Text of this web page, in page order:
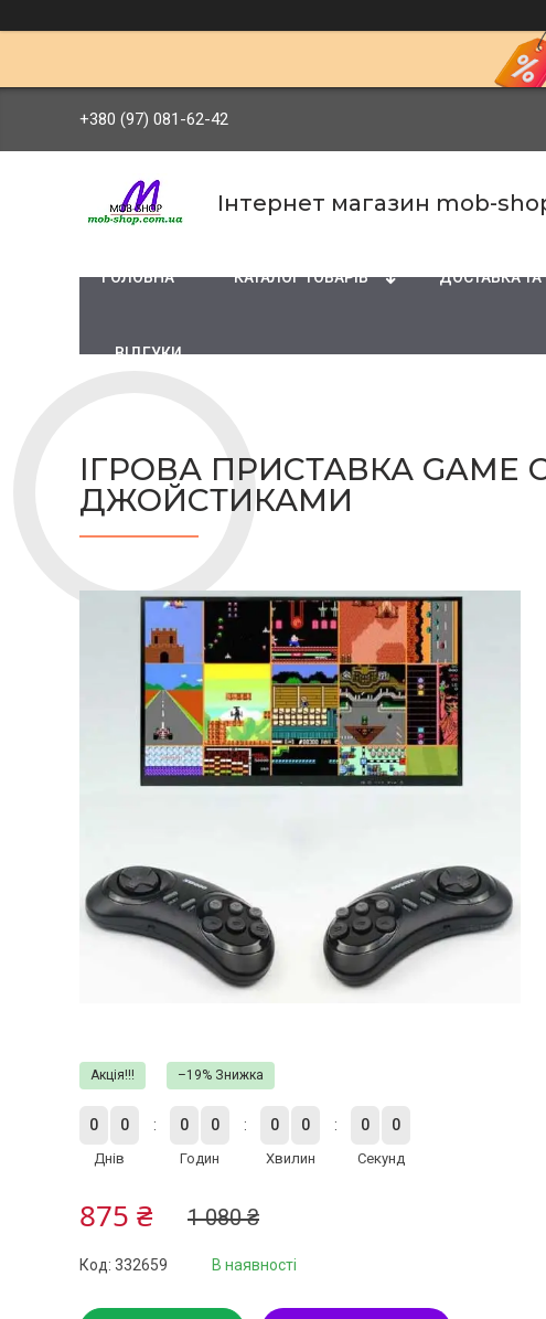
+380 (97) 081-62-42
Інтернет магазин mob-
ГОЛОВНА КАТАЛОГ ТОВАРІВ ДОСТАВКА ТА
ВІДГУКИ
ІГРОВА ПРИСТАВКА GAME
ДЖОЙСТИКАМИ
Акція!!! –19%
0 0
Днів
0 0
Годин
0 0
Хвилин
0 0
Секунд
1 080 ₴
875 ₴
В наявності
Код: 332659